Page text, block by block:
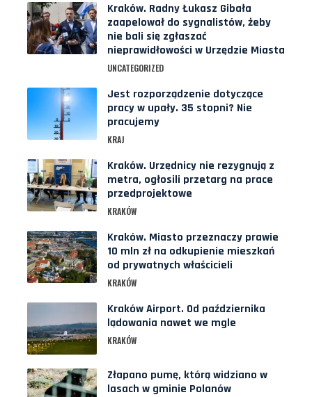
Kraków. Radny Łukasz Gibała
zaapelował do sygnalistów, żeby
nie bali się zgłaszać
nieprawidłowości w Urzędzie Miasta
UNCATEGORIZED
Jest rozporządzenie dotyczące
pracy w upały. 35 stopni? Nie
pracujemy
KRAJ
Kraków. Urzędnicy nie rezygnują z
metra, ogłosili przetarg na prace
przedprojektowe
KRAKÓW
Kraków. Miasto przeznaczy prawie
10 mln zł na odkupienie mieszkań
od prywatnych właścicieli
KRAKÓW
Kraków Airport. Od października
lądowania nawet we mgle
KRAKÓW
Złapano pumę, którą widziano w
lasach w gminie Polanów